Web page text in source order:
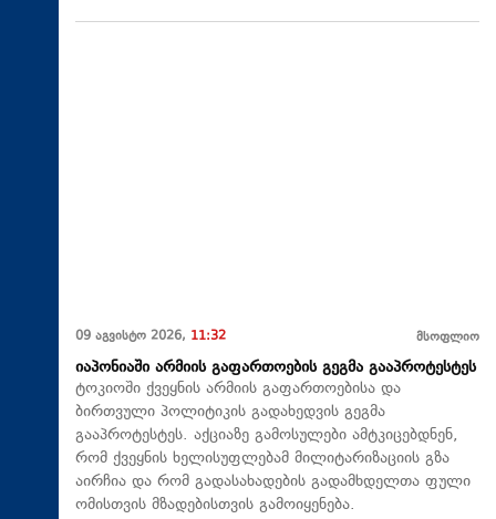
09 აგვისტო 2026, 11:32 მსოფლიო
იაპონიაში არმიის გაფართოების გეგმა გააპროტესტეს
ტოკიოში ქვეყნის არმიის გაფართოებისა და
ბირთვული პოლიტიკის გადახედვის გეგმა
გააპროტესტეს. აქციაზე გამოსულები ამტკიცებდნენ,
რომ ქვეყნის ხელისუფლებამ მილიტარიზაციის გზა
აირჩია და რომ გადასახადების გადამხდელთა ფული
ომისთვის მზადებისთვის გამოიყენება.